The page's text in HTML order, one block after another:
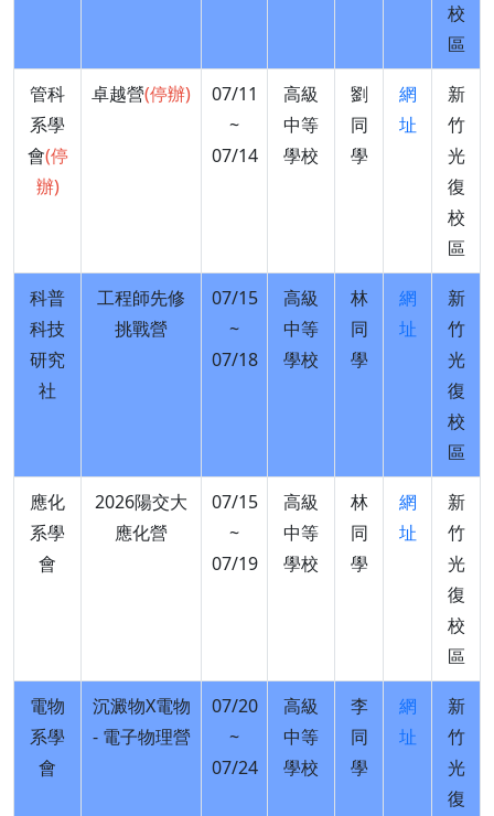
校
區
管科
系學
會(停
辦)
卓越營(停辦)
07/11
~
07/14
高級
中等
學校
劉
同
學
網
址
新
竹
光
復
校
區
科普
科技
研究
社
工程師先修
挑戰營
07/15
~
07/18
高級
中等
學校
林
同
學
網
址
新
竹
光
復
校
區
應化
系學
會
2026陽交大
應化營
07/15
~
07/19
高級
中等
學校
林
同
學
網
址
新
竹
光
復
校
區
電物
系學
會
沉澱物X電物
- 電子物理營
07/20
~
07/24
高級
中等
學校
李
同
學
網
址
新
竹
光
復